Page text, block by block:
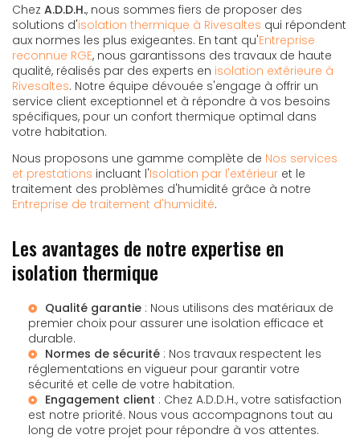
Chez A.D.D.H., nous sommes fiers de proposer des
solutions d'isolation thermique à Rivesaltes qui répondent
aux normes les plus exigeantes. En tant qu'Entreprise
reconnue RGE, nous garantissons des travaux de haute
qualité, réalisés par des experts en isolation extérieure à
Rivesaltes. Notre équipe dévouée s'engage à offrir un
service client exceptionnel et à répondre à vos besoins
spécifiques, pour un confort thermique optimal dans
votre habitation.
Nous proposons une gamme complète de Nos services
et prestations incluant l'Isolation par l'extérieur et le
traitement des problèmes d'humidité grâce à notre
Entreprise de traitement d'humidité.
Les avantages de notre expertise en
isolation thermique
Qualité garantie : Nous utilisons des matériaux de
premier choix pour assurer une isolation efficace et
durable.
Normes de sécurité : Nos travaux respectent les
réglementations en vigueur pour garantir votre
sécurité et celle de votre habitation.
Engagement client : Chez A.D.D.H., votre satisfaction
est notre priorité. Nous vous accompagnons tout au
long de votre projet pour répondre à vos attentes.